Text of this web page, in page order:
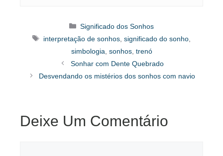
Categorias
Significado dos Sonhos
Tags
interpretação de sonhos ,significado do sonho
simbologia sonhos, trenó
Sonhar com Dente Quebrado
Desvendando os mistérios dos sonhos com navio
Deixe Um Comentário